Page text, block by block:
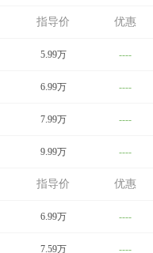
指导价 优惠
5.99万 ----
6.99万 ----
7.99万 ----
9.99万 ----
指导价 优惠
6.99万 ----
7.59万 ----